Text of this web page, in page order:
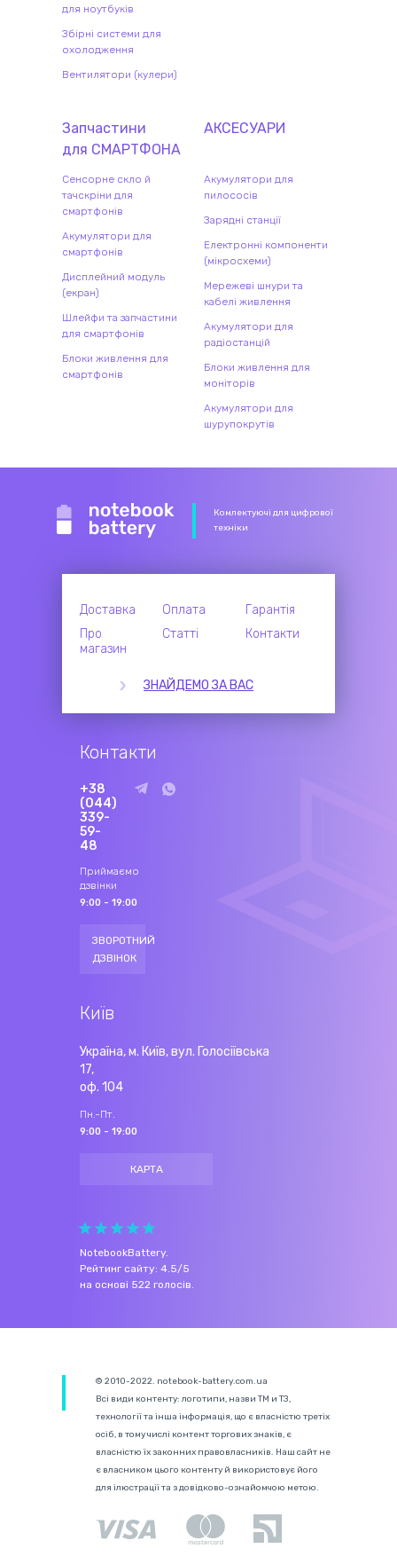
для ноутбуків
Збірні системи для
охолодження
Вентилятори (кулери)
Запчастини
для СМАРТФОНА
Сенсорне скло й
тачскріни для
смартфонів
Акумулятори для
смартфонів
Дисплейний модуль
(екран)
Шлейфи та запчастини
для смартфонів
Блоки живлення для
смартфонів
АКСЕСУАРИ
Акумулятори для
пилососів
Зарядні станції
Електронні компоненти
(мікросхеми)
Мережеві шнури та
кабелі живлення
Акумулятори для
радіостанцій
Блоки живлення для
моніторів
Акумулятори для
шурупокрутів
Комлектуючі для цифрової
техніки
Доставка Оплата
Гарантія
Про
магазин
Статті Контакти
ЗНАЙДЕМО ЗА ВАС
Контакти
+38
(044)
339-
59-
48
Приймаємо
дзвінки
9:00 - 19:00
ЗВОРОТНИЙ
ДЗВІНОК
Київ
Україна, м. Київ, вул. Голосіївська
17,
оф. 104
Пн.-Пт.
9:00 - 19:00
КАРТА
NotebookBattery.
Рейтинг сайту: 4.5/5
на основі 522 голосів.
© 2010-2022. notebook-battery.com.ua
Всі види контенту: логотипи, назви ТМ и ТЗ,
технології та інша інформація, що є власністю третіх
осіб, в тому числі контент торгових знаків, є
власністю їх законних правовласників. Наш сайт не
є власником цього контенту й використовує його
для ілюстрації та з довідково-ознайомчою метою.